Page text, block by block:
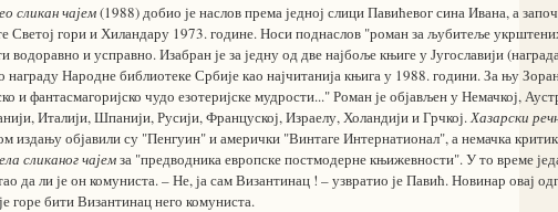
сликан чајем(1988) добио је наслов према једној слици Павићевог сина Ивана, а
Светој гори и Хиландару 1973. године. Носи поднаслов "роман за љубитеље
водоравно и усправно. Изабран је за једну од две најбоље књиге у Југославији
награду Народне библиотеке Србије као најчитанија књига у 1988. години. За њу
и фантасмагоријско чудо езотеријске мудрости..." Роман је објављен у Немачкој,
Италији, Шпанији, Русији, Француској, Израелу, Холандији и Грчкој.Хазарски
издању објавили су "Пенгуин" и амерички "Винтаге Интернатионал", а немачка
сликаног чајемза "предводника европске постмодерне књижевности". У то време
да ли је он комуниста. – Не, ја сам Византинац ! – узвратио је Павић. Новинар овај
горе бити Византинац него комуниста.